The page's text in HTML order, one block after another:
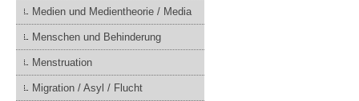
Medien und Medientheorie / Media
Menschen und Behinderung
Menstruation
Migration / Asyl / Flucht